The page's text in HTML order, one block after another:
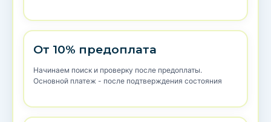
От 10% предоплата
Начинаем поиск и проверку после предоплаты.
Основной платеж - после подтверждения состояния